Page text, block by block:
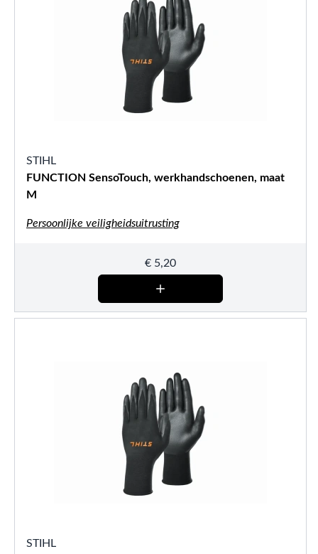
STIHL
FUNCTION SensoTouch, werkhandschoenen, maat
M
Persoonlijke veiligheidsuitrusting
€ 5,20
STIHL